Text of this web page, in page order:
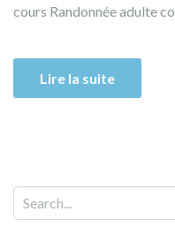
cours Randonnée adulte
Lire la suite